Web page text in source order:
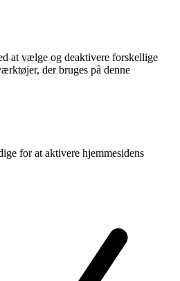
at vælge og deaktivere forskellige
der bruges på denne
for at aktivere hjemmesidens